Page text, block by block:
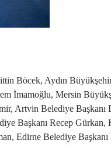
Böcek, Aydın
İmamoğlu, Mersin
Artvin Belediye
Başkanı Recep Gürkan,
Edirne Belediye Başkanı